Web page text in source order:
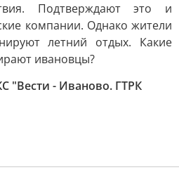
Подтверждают это и
компании. Однако жители
летний отдых. Какие
ивановцы?
"Вести - Иваново. ГТРК